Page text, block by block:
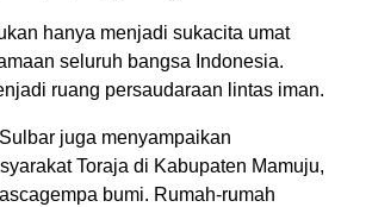
hanya menjadi sukacita umat
seluruh bangsa Indonesia.
ruang persaudaraan lintas iman.
juga menyampaikan
Toraja di Kabupaten Mamuju,
bumi. Rumah-rumah